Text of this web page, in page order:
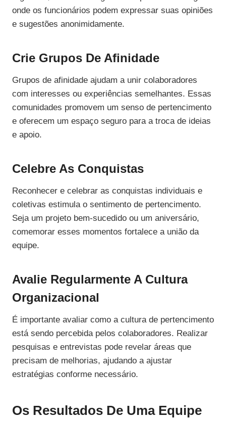
onde os funcionários podem expressar suas opiniões
e sugestões anonimidamente.
Crie Grupos De Afinidade
Grupos de afinidade ajudam a unir colaboradores
com interesses ou experiências semelhantes. Essas
comunidades promovem um senso de pertencimento
e oferecem um espaço seguro para a troca de ideias
e apoio.
Celebre As Conquistas
Reconhecer e celebrar as conquistas individuais e
coletivas estimula o sentimento de pertencimento.
Seja um projeto bem-sucedido ou um aniversário,
comemorar esses momentos fortalece a união da
equipe.
Avalie Regularmente A Cultura
Organizacional
É importante avaliar como a cultura de pertencimento
está sendo percebida pelos colaboradores. Realizar
pesquisas e entrevistas pode revelar áreas que
precisam de melhorias, ajudando a ajustar
estratégias conforme necessário.
Os Resultados De Uma Equipe